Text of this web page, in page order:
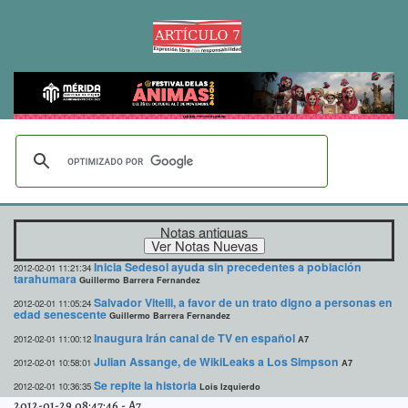
Notas antiguas
2012-02-01 11:21:34 Inicia Sedesol ayuda sin precedentes a población
tarahumara Guillermo Barrera Fernandez
2012-02-01 11:05:24 Salvador Vitelli, a favor de un trato digno a personas en
edad senescente Guillermo Barrera Fernandez
2012-02-01 11:00:12 Inaugura Irán canal de TV en español A7
2012-02-01 10:58:01 Julian Assange, de WikiLeaks a Los Simpson A7
2012-02-01 10:36:35 Se repite la historia Lois Izquierdo